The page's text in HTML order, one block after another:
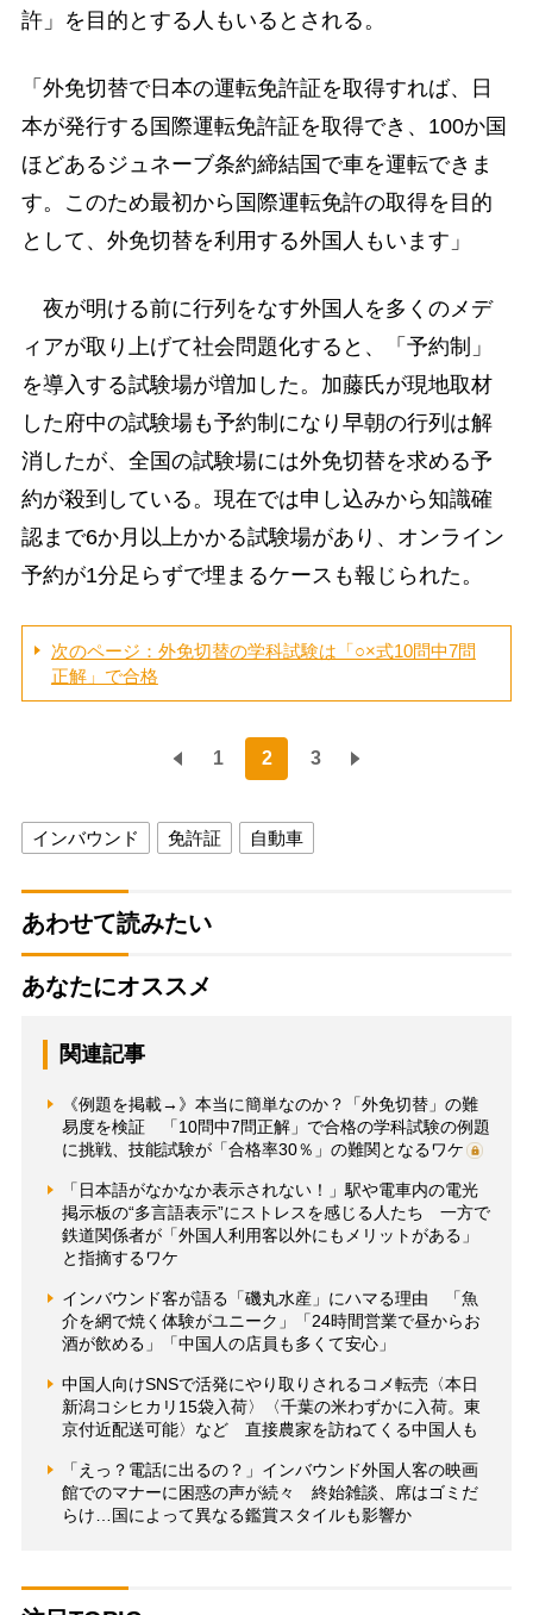
許」を目的とする人もいるとされる。
「外免切替で日本の運転免許証を取得すれば、日
本が発行する国際運転免許証を取得でき、100か国
ほどあるジュネーブ条約締結国で車を運転できま
す。このため最初から国際運転免許の取得を目的
として、外免切替を利用する外国人もいます」
夜が明ける前に行列をなす外国人を多くのメデ
ィアが取り上げて社会問題化すると、「予約制」
を導入する試験場が増加した。加藤氏が現地取材
した府中の試験場も予約制になり早朝の行列は解
消したが、全国の試験場には外免切替を求める予
約が殺到している。現在では申し込みから知識確
認まで6か月以上かかる試験場があり、オンライン
予約が1分足らずで埋まるケースも報じられた。
次のページ：外免切替の学科試験は「○×式10問中7問
正解」で合格
1 2 3
インバウンド 免許証 自動車
あわせて読みたい
あなたにオススメ
関連記事
《例題を掲載→》本当に簡単なのか？「外免切替」の難
易度を検証 「10問中7問正解」で合格の学科試験の例題
に挑戦、技能試験が「合格率30％」の難関となるワケ
「日本語がなかなか表示されない！」駅や電車内の電光
掲示板の“多言語表示”にストレスを感じる人たち 一方で
鉄道関係者が「外国人利用客以外にもメリットがある」
と指摘するワケ
インバウンド客が語る「磯丸水産」にハマる理由 「魚
介を網で焼く体験がユニーク」「24時間営業で昼からお
酒が飲める」「中国人の店員も多くて安心」
中国人向けSNSで活発にやり取りされるコメ転売〈本日
新潟コシヒカリ15袋入荷〉〈千葉の米わずかに入荷。東
京付近配送可能〉など 直接農家を訪ねてくる中国人も
「えっ？電話に出るの？」インバウンド外国人客の映画
館でのマナーに困惑の声が続々 終始雑談、席はゴミだ
らけ…国によって異なる鑑賞スタイルも影響か